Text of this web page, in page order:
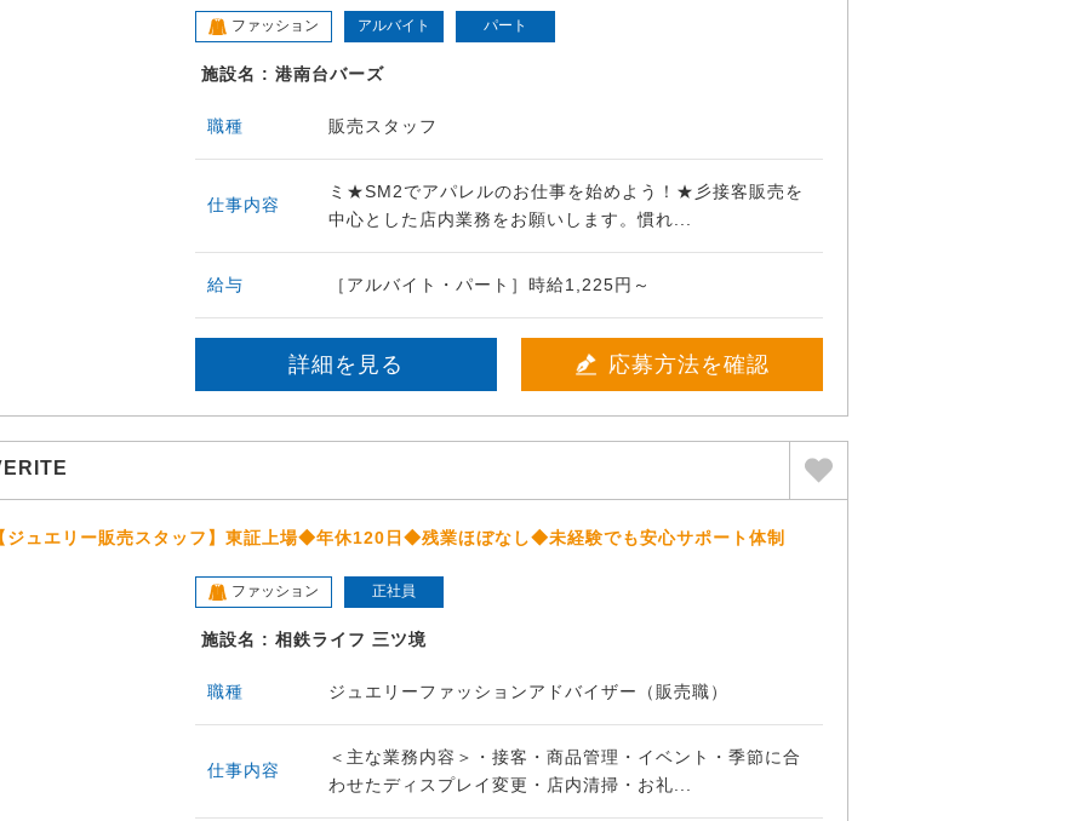
ファッション アルバイト パート
施設名 : 港南台バーズ
職種 販売スタッフ
仕事内容
ミ★SM2でアパレルのお仕事を始めよう！★彡接客販売を
中心とした店内業務をお願いします。慣れ...
給与 ［アルバイト・パート］時給1,225円～
詳細を見る 応募方法を確認
【ジュエリー販売スタッフ】東証上場◆年休120日◆残業ほぼなし◆未経験でも安心サポート体制
ファッション 正社員
施設名 : 相鉄ライフ 三ツ境
職種 ジュエリーファッションアドバイザー（販売職）
仕事内容
＜主な業務内容＞・接客・商品管理・イベント・季節に合
わせたディスプレイ変更・店内清掃・お礼...